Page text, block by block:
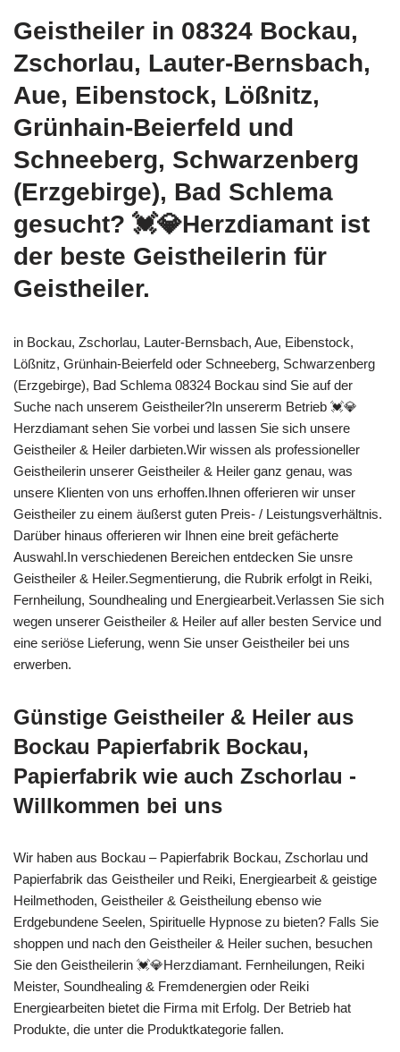
Geistheiler in 08324 Bockau,
Zschorlau, Lauter-Bernsbach,
Aue, Eibenstock, Lößnitz,
Grünhain-Beierfeld und
Schneeberg, Schwarzenberg
(Erzgebirge), Bad Schlema
gesucht? 💓️💎Herzdiamant ist
der beste Geistheilerin für
Geistheiler.
in Bockau, Zschorlau, Lauter-Bernsbach, Aue, Eibenstock,
Lößnitz, Grünhain-Beierfeld oder Schneeberg, Schwarzenberg
(Erzgebirge), Bad Schlema 08324 Bockau sind Sie auf der
Suche nach unserem Geistheiler?In unsererm Betrieb 💓️💎
Herzdiamant sehen Sie vorbei und lassen Sie sich unsere
Geistheiler & Heiler darbieten.Wir wissen als professioneller
Geistheilerin unserer Geistheiler & Heiler ganz genau, was
unsere Klienten von uns erhoffen.Ihnen offerieren wir unser
Geistheiler zu einem äußerst guten Preis- / Leistungsverhältnis.
Darüber hinaus offerieren wir Ihnen eine breit gefächerte
Auswahl.In verschiedenen Bereichen entdecken Sie unsre
Geistheiler & Heiler.Segmentierung, die Rubrik erfolgt in Reiki,
Fernheilung, Soundhealing und Energiearbeit.Verlassen Sie sich
wegen unserer Geistheiler & Heiler auf aller besten Service und
eine seriöse Lieferung, wenn Sie unser Geistheiler bei uns
erwerben.
Günstige Geistheiler & Heiler aus
Bockau Papierfabrik Bockau,
Papierfabrik wie auch Zschorlau -
Willkommen bei uns
Wir haben aus Bockau – Papierfabrik Bockau, Zschorlau und
Papierfabrik das Geistheiler und Reiki, Energiearbeit & geistige
Heilmethoden, Geistheiler & Geistheilung ebenso wie
Erdgebundene Seelen, Spirituelle Hypnose zu bieten? Falls Sie
shoppen und nach den Geistheiler & Heiler suchen, besuchen
Sie den Geistheilerin 💓️💎Herzdiamant. Fernheilungen, Reiki
Meister, Soundhealing & Fremdenergien oder Reiki
Energiearbeiten bietet die Firma mit Erfolg. Der Betrieb hat
Produkte, die unter die Produktkategorie fallen.